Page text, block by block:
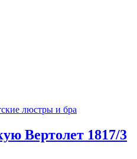
люстры и бра
Вертолет 1817/3